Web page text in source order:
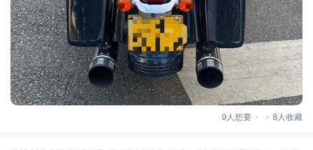
9人想要 . . 8人收藏